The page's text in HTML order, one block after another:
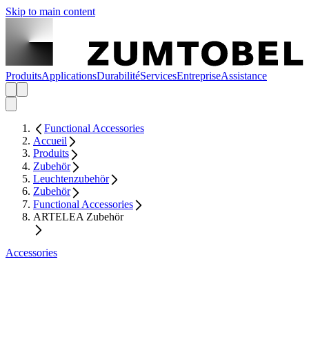
Skip to main content
ProduitsApplicationsDurabilitéServicesEntrepriseAssistance
Functional Accessories
Accueil
Produits
Zubehör
Leuchtenzubehör
Zubehör
Functional Accessories
ARTELEA Zubehör
Accessories